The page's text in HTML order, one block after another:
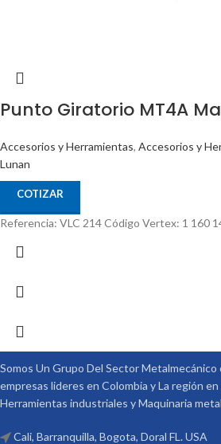
Punto Giratorio MT4A
Accesorios y Herramientas, Accesorios y
Lunan
COTIZAR
Referencia: VLC 214 Código Vertex: 1 160
Somos Un Grupo Del Sector
empresas lideres en Colombia y La región
Herramientas industriales y Maquinaria
Cali, Barranquilla, Bogota, Doral FL. USA